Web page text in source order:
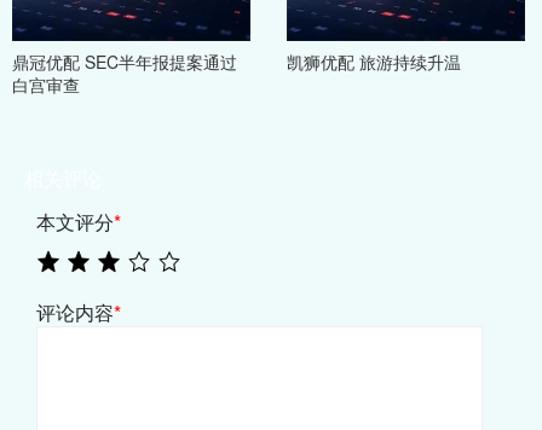
鼎冠优配 SEC半年报提案通过
白宫审查
凯狮优配 旅游持续升温
本文评分*
评论内容*